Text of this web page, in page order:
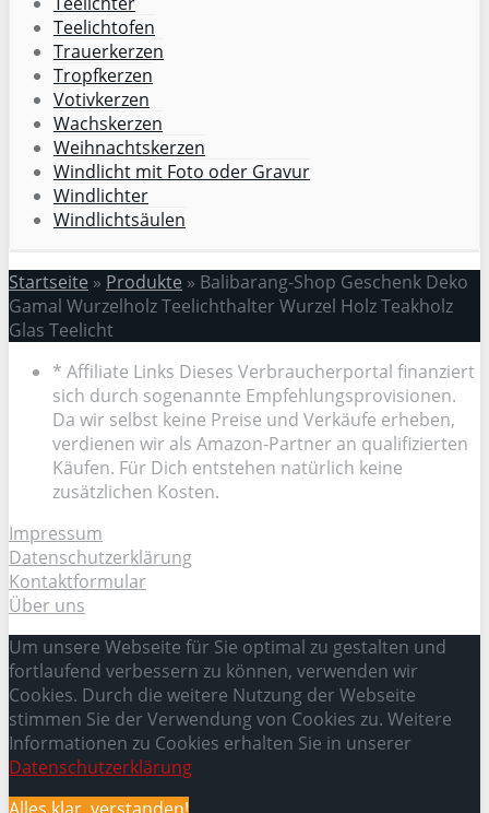
Teelichtofen
Trauerkerzen
Tropfkerzen
Votivkerzen
Wachskerzen
Weihnachtskerzen
Windlicht mit Foto oder Gravur
Windlichter
Windlichtsäulen
Startseite » Produkte » Balibarang-Shop Geschenk Deko
Gamal Wurzelholz Teelichthalter Wurzel Holz Teakholz
Glas Teelicht
* Affiliate Links Dieses Verbraucherportal finanziert
sich durch sogenannte Empfehlungsprovisionen.
Da wir selbst keine Preise und Verkäufe erheben,
verdienen wir als Amazon-Partner an qualifizierten
Käufen. Für Dich entstehen natürlich keine
zusätzlichen Kosten.
Impressum
Datenschutzerklärung
Kontaktformular
Über uns
Um unsere Webseite für Sie optimal zu gestalten und
fortlaufend verbessern zu können, verwenden wir
Cookies. Durch die weitere Nutzung der Webseite
stimmen Sie der Verwendung von Cookies zu. Weitere
Informationen zu Cookies erhalten Sie in unserer
Datenschutzerklärung